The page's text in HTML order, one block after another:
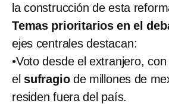
la construcción de esta
Temas prioritarios en el
ejes centrales destacan:​
•​Voto desde el extranjero,
el sufragiode millones de
residen fuera del país.​